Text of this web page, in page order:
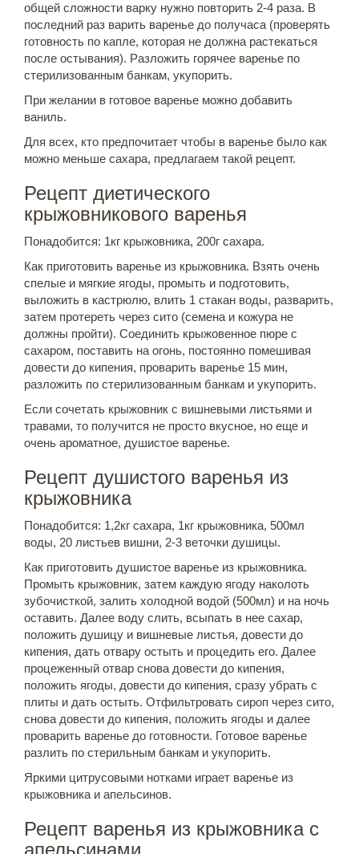
общей сложности варку нужно повторить 2-4 раза. В
последний раз варить варенье до получаса (проверять
готовность по капле, которая не должна растекаться
после остывания). Разложить горячее варенье по
стерилизованным банкам, укупорить.
При желании в готовое варенье можно добавить
ваниль.
Для всех, кто предпочитает чтобы в варенье было как
можно меньше сахара, предлагаем такой рецепт.
Рецепт диетического
крыжовникового варенья
Понадобится: 1кг крыжовника, 200г сахара.
Как приготовить варенье из крыжовника. Взять очень
спелые и мягкие ягоды, промыть и подготовить,
выложить в кастрюлю, влить 1 стакан воды, разварить,
затем протереть через сито (семена и кожура не
должны пройти). Соединить крыжовенное пюре с
сахаром, поставить на огонь, постоянно помешивая
довести до кипения, проварить варенье 15 мин,
разложить по стерилизованным банкам и укупорить.
Если сочетать крыжовник с вишневыми листьями и
травами, то получится не просто вкусное, но еще и
очень ароматное, душистое варенье.
Рецепт душистого варенья из
крыжовника
Понадобится: 1,2кг сахара, 1кг крыжовника, 500мл
воды, 20 листьев вишни, 2-3 веточки душицы.
Как приготовить душистое варенье из крыжовника.
Промыть крыжовник, затем каждую ягоду наколоть
зубочисткой, залить холодной водой (500мл) и на ночь
оставить. Далее воду слить, всыпать в нее сахар,
положить душицу и вишневые листья, довести до
кипения, дать отвару остыть и процедить его. Далее
процеженный отвар снова довести до кипения,
положить ягоды, довести до кипения, сразу убрать с
плиты и дать остыть. Отфильтровать сироп через сито,
снова довести до кипения, положить ягоды и далее
проварить варенье до готовности. Готовое варенье
разлить по стерильным банкам и укупорить.
Яркими цитрусовыми нотками играет варенье из
крыжовника и апельсинов.
Рецепт варенья из крыжовника с
апельсинами